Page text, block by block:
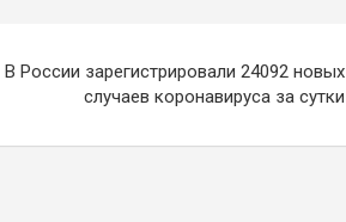
В России зарегистрировали 24092 новых
случаев коронавируса за сутки